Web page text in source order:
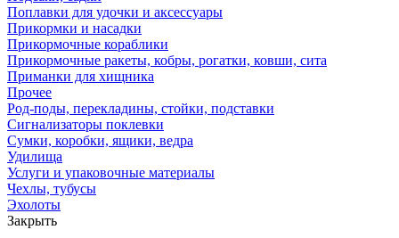
Поплавки для удочки и аксессуары
Прикормки и насадки
Прикормочные кораблики
Прикормочные ракеты, кобры, рогатки, ковши, сита
Приманки для хищника
Прочее
Род-поды, перекладины, стойки, подставки
Сигнализаторы поклевки
Сумки, коробки, ящики, ведра
Удилища
Услуги и упаковочные материалы
Чехлы, тубусы
Эхолоты
Закрыть